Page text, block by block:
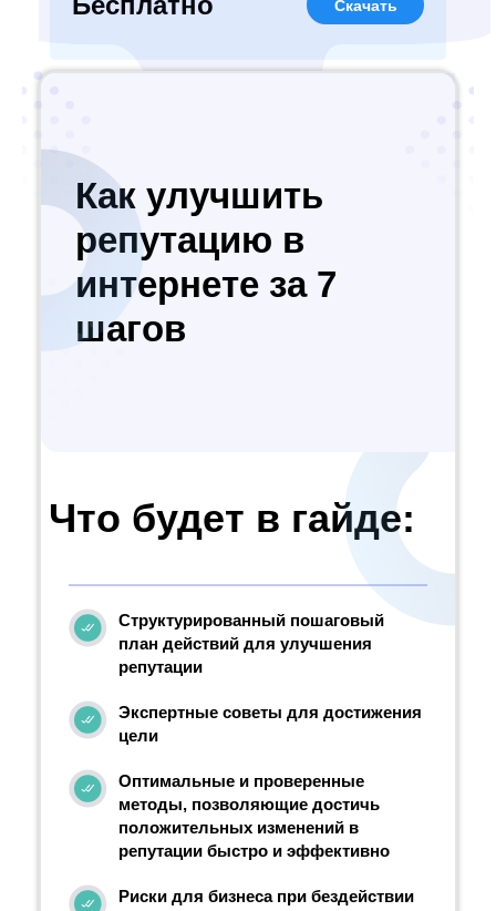
Скачать
Как улучшить
репутацию в
интернете за 7
шагов
Что будет в гайде:
Структурированный пошаговый
план действий для улучшения
репутации
Экспертные советы для достижения
цели
Оптимальные и проверенные
методы, позволяющие достичь
положительных изменений в
репутации быстро и эффективно
Риски для бизнеса при бездействии